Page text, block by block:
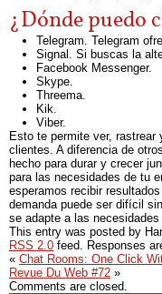
¿Dónde puedo
Telegram. Telegram
Signal. Si buscas la
Facebook Messenger.
Skype.
Threema.
Kik.
Viber.
Esto te permite ver,
clientes. A diferencia de
hecho para durar y crecer
para las necesidades de tu
esperamos recibir
demanda puede ser difícil
se adapte a las
This entry was posted by
RSS 2.0 feed. Responses
« Chat Rooms: One Click
Revue Du Web #72 »
Comments are closed.